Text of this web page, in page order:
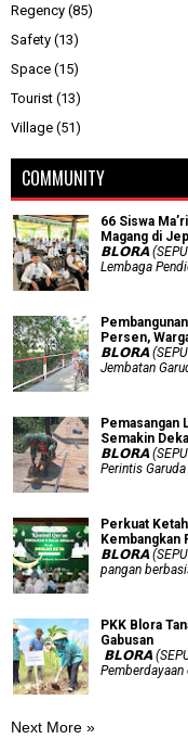
Regency (85)
Safety (13)
Space (15)
Tourist (13)
Village (51)
COMMUNITY
66 Siswa
Magang di
𝗕𝗟𝗢𝗥𝗔
Lembaga
Persen,
𝗕𝗟𝗢𝗥𝗔
Jembatan
Pemasangan
Semakin
𝗕𝗟𝗢𝗥𝗔
Perintis Garuda
​Perkuat
Kembangkan
𝗕𝗟𝗢𝗥𝗔
pangan
PKK Blora
Gabusan
𝗕𝗟𝗢𝗥𝗔
Pemberdayaan
Next More »